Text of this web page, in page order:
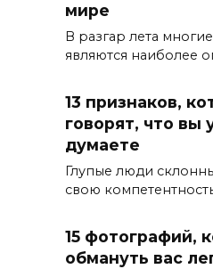
мире
В разгар лета
являются наиболее
13 признаков,
говорят, что вы
думаете
Глупые люди
свою
15 фотографий,
обмануть вас